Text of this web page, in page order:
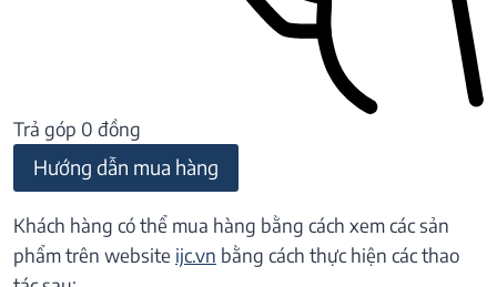
Trả góp 0 đồng
Hướng dẫn mua hàng
Khách hàng có thể mua hàng bằng cách xem các sản
phẩm trên website ijc.vn bằng cách thực hiện các thao